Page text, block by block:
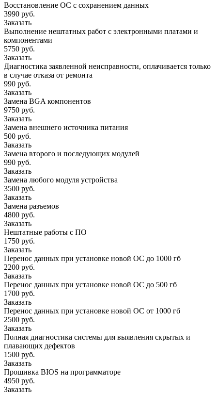
Восстановление ОС с сохранением данных
3990 руб.
Заказать
Выполнение нештатных работ с электронными платами и
компонентами
5750 руб.
Заказать
Диагностика заявленной неисправности, оплачивается только
в случае отказа от ремонта
990 руб.
Заказать
Замена BGA компонентов
9750 руб.
Заказать
Замена внешнего источника питания
500 руб.
Заказать
Замена второго и последующих модулей
990 руб.
Заказать
Замена любого модуля устройства
3500 руб.
Заказать
Замена разъемов
4800 руб.
Заказать
Нештатные работы с ПО
1750 руб.
Заказать
Перенос данных при установке новой ОС до 1000 гб
2200 руб.
Заказать
Перенос данных при установке новой ОС до 500 гб
1700 руб.
Заказать
Перенос данных при установке новой ОС от 1000 гб
2500 руб.
Заказать
Полная диагностика системы для выявления скрытых и
плавающих дефектов
1500 руб.
Заказать
Прошивка BIOS на программаторе
4950 руб.
Заказать